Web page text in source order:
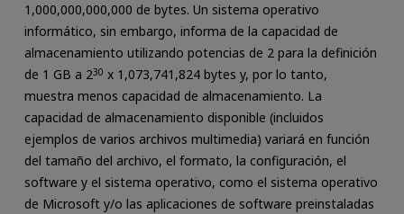
1,000,000,000,000 de bytes. Un sistema operativo
informático, sin embargo, informa de la capacidad de
almacenamiento utilizando potencias de 2 para la definición
de 1 GB a 230 x 1,073,741,824 bytes y, por lo tanto,
muestra menos capacidad de almacenamiento. La
capacidad de almacenamiento disponible (incluidos
ejemplos de varios archivos multimedia) variará en función
del tamaño del archivo, el formato, la configuración, el
software y el sistema operativo, como el sistema operativo
de Microsoft y/o las aplicaciones de software preinstaladas